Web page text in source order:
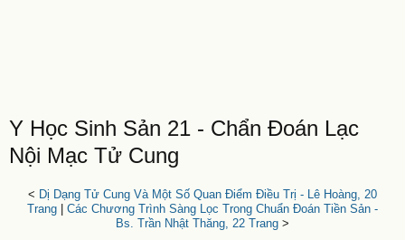
Y Học Sinh Sản 21 - Chẩn Đoán Lạc
Nội Mạc Tử Cung
< Dị Dạng Tử Cung Và Một Số Quan Điểm Điều Trị - Lê Hoàng, 20
Trang
Các Chương Trình Sàng Lọc Trong Chuẩn Đoán Tiền Sản -
Bs. Trần Nhật Thăng, 22 Trang >